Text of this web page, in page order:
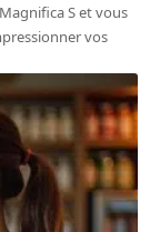
S et vous
vos